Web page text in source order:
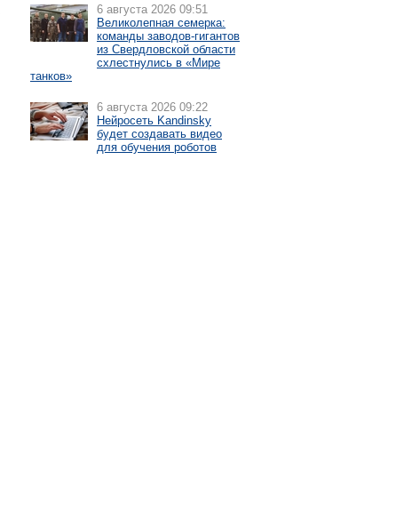
6 августа 2026 09:51
Великолепная семерка:
команды заводов-гигантов
из Свердловской области
схлестнулись в «Мире
танков»
6 августа 2026 09:22
Нейросеть Kandinsky
будет создавать видео
для обучения роботов